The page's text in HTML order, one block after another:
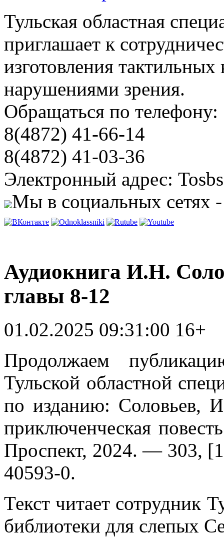
Тульская областная
приглашает к
изготовления
нарушениями зрения.
Обращаться по телефону:
8(4872) 41-66-14
8(4872) 41-03-36
Электронный адрес:
Мы в социальных сетях
Аудиокнига И.Н.
главы 8-12
01.02.2025 09:31:00 16+
Продолжаем
Тульской областной
по изданию: Соловьев,
приключенческая
Проспект, 2024. — 303,
40593-0.
Текст читает сотрудник
библиотеки для слепых